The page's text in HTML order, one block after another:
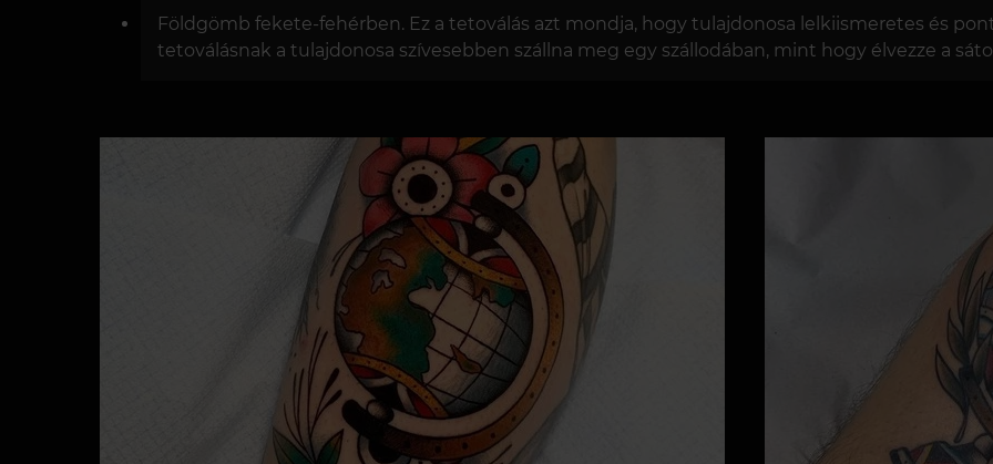
Földgömb fekete-fehérben. Ez a tetoválás azt mondja, hogy tulajdonosa lelkiismeretes és
tetoválásnak a tulajdonosa szívesebben szállna meg egy szállodában, mint hogy élvezze a